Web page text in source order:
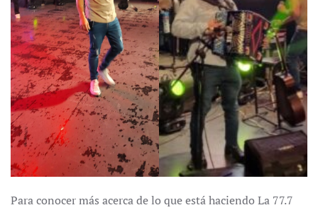
Para conocer más acerca de lo que está haciendo La 77.7